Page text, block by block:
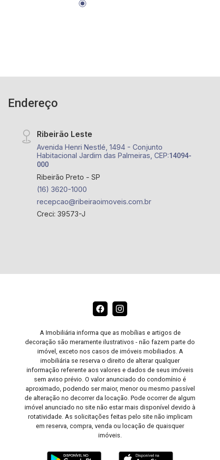
Lar e Magazine Luiza.
Endereço
Ribeirão Leste
Avenida Henri Nestlé, 1494 - Conjunto
Habitacional Jardim das Palmeiras, CEP:14094-
000
Ribeirão Preto - SP
(16) 3620-1000
recepcao@ribeiraoimoveis.com.br
Creci: 39573-J
A Imobiliária informa que as mobílias e artigos de
decoração são meramente ilustrativos - não fazem parte do
imóvel, exceto nos casos de imóveis mobiliados. A
imobiliária se reserva o direito de alterar qualquer
informação referente aos valores e dados de seus imóveis
sem aviso prévio. O valor anunciado do condomínio é
aproximado, podendo ser maior, menor ou mesmo passível
de alteração no decorrer da locação. Pode ocorrer de algum
imóvel anunciado no site não estar mais disponível devido à
rotatividade. As solicitações feitas pelo site não implicam
em reserva, compra, venda ou locação de quaisquer
imóveis.